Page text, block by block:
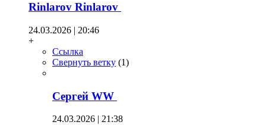
Rinlarov Rinlarov
24.03.2026 | 20:46
+
Ссылка
Свернуть ветку (1)
Сергей WW
24.03.2026 | 21:38